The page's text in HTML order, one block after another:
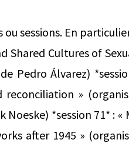
sessions. En
Shared Cultures of
Pedro Álvarez)
»
*session 71* : «
after 1945 »